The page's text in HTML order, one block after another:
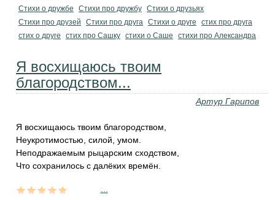
Стихи о дружбе
Стихи про дружбу Стихи о друзьях
Стихи про друзей
Стихи про друга Стихи о друге
стих про друга
стих о друге
стих про Сашку стихи о Саше стихи про Александра
Я восхищаюсь твоим
благородством...
Артур Гарипов
Я восхищаюсь твоим благородством,
Неукротимостью, силой, умом.
Неподражаемым рыцарским сходством,
Что сохранилось с далёких времён.